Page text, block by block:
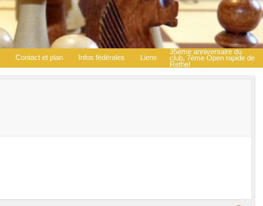
Contact et plan Infos fédérales Liens
35ème anniversaire du
club, 7ème Open rapide de
Rethel